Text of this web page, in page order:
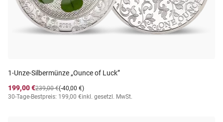
1-Unze-Silbermünze „Ounce of Luck”
199,00 €
(-40,00 €)
239,00 €
30-Tage-Bestpreis: 199,00 €inkl. gesetzl. MwSt.